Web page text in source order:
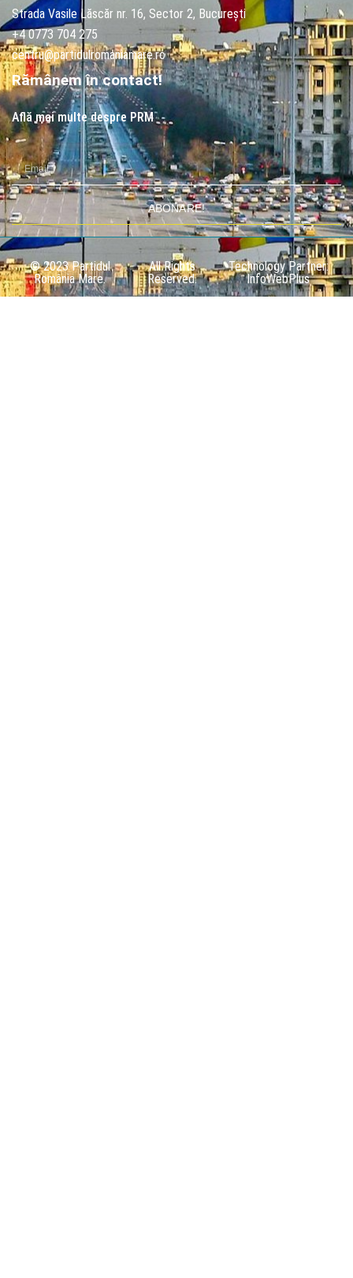
Strada Vasile Lăscăr nr. 16, Sector 2, București
+4 0773 704 275
centru@partidulromaniamare.ro
Rămânem în contact!
Află mai multe despre PRM
ABONARE!
© 2023 Partidul
România Mare.
All Rights
Reserved.
Technology Partner:
InfoWebPlus